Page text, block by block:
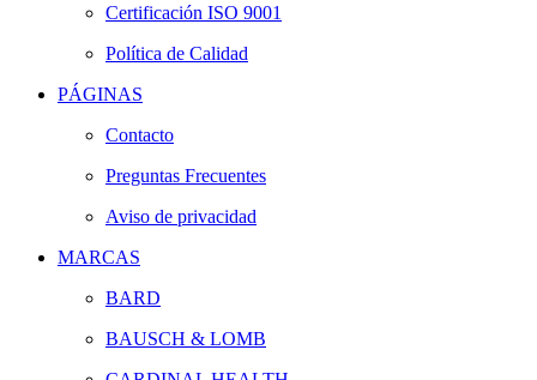
Certificación ISO 9001
Política de Calidad
PÁGINAS
Contacto
Preguntas Frecuentes
Aviso de privacidad
MARCAS
BARD
BAUSCH & LOMB